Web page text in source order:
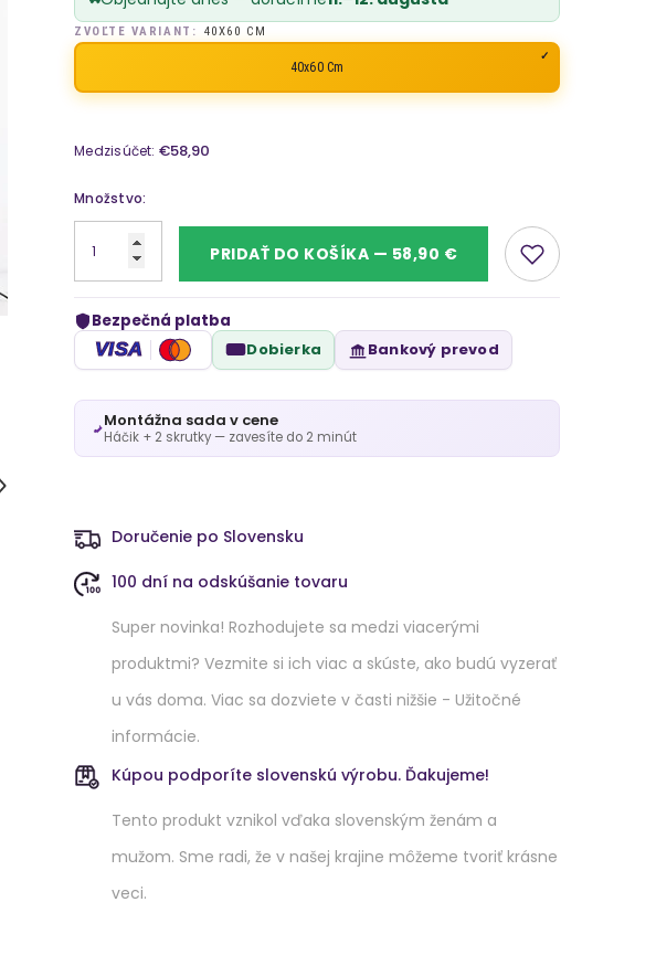
ZVOĽTE VARIANT: 40X60 CM
40x60 Cm
Medzisúčet: €58,90
Množstvo:
PRIDAŤ DO KOŠÍKA — 58,90 €
Bezpečná platba
VISA Dobierka Bankový prevod
Montážna sada v cene
Háčik + 2 skrutky — zavesíte do 2 minút
Doručenie po Slovensku
100 dní na odskúšanie tovaru
Super novinka! Rozhodujete sa medzi viacerými
produktmi? Vezmite si ich viac a skúste, ako budú vyzerať
u vás doma. Viac sa dozviete v časti nižšie - Užitočné
informácie.
Kúpou podporíte slovenskú výrobu. Ďakujeme!
Tento produkt vznikol vďaka slovenským ženám a
mužom. Sme radi, že v našej krajine môžeme tvoriť krásne
veci.